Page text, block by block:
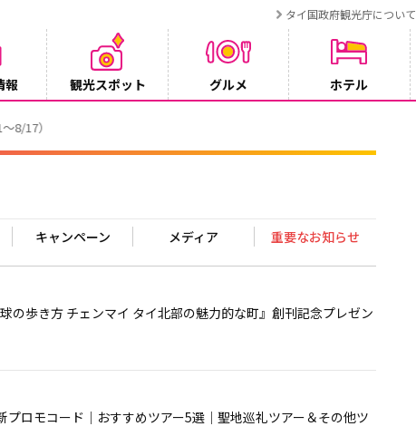
タイ国政府観光庁について
報 観光スポット グルメ ホテル
プーケットが紹介されます
キャンペーン メディア 重要なお知らせ
の歩き方 チェンマイ タイ北部の魅力的な町』創刊記念プレゼン
プロモコード｜おすすめツアー5選｜聖地巡礼ツアー＆その他ツ